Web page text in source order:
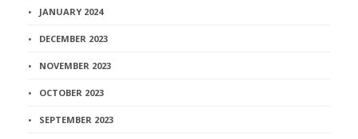
JANUARY 2024
DECEMBER 2023
NOVEMBER 2023
OCTOBER 2023
SEPTEMBER 2023